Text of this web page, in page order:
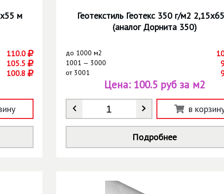
м
110.0
105.5
100.8
Геотекстиль Геотекс 350 г/м2
(аналог Дорнита 350)
до 1000 м2
1001 — 3000
от3001
Количество *
Цена: 100.5 руб за м2
в
Подробнее